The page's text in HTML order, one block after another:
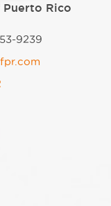
Puerto Rico
9239